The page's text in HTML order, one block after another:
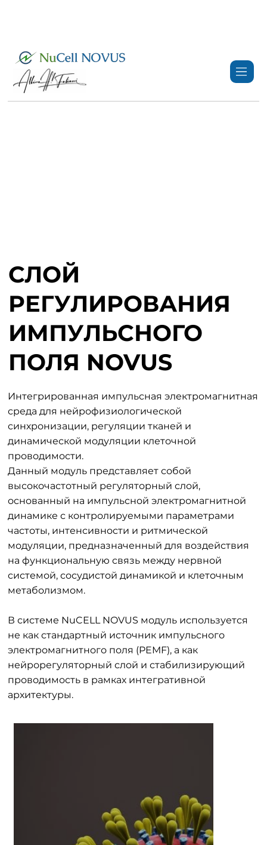
СЛОЙ
РЕГУЛИРОВАНИЯ
ИМПУЛЬСНОГО
ПОЛЯ NOVUS
Интегрированная импульсная электромагнитная
среда для нейрофизиологической
синхронизации, регуляции тканей и
динамической модуляции клеточной
проводимости.
Данный модуль представляет собой
высокочастотный регуляторный слой,
основанный на импульсной электромагнитной
динамике с контролируемыми параметрами
частоты, интенсивности и ритмической
модуляции, предназначенный для воздействия
на функциональную связь между нервной
системой, сосудистой динамикой и клеточным
метаболизмом.
В системе NuCELL NOVUS модуль используется
не как стандартный источник импульсного
электромагнитного поля (PEMF), а как
нейрорегуляторный слой и стабилизирующий
проводимость в рамках интегративной
архитектуры.